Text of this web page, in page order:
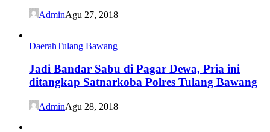
AdminAgu 27, 2018
DaerahTulang Bawang
Jadi Bandar Sabu di Pagar Dewa, Pria ini
ditangkap Satnarkoba Polres Tulang Bawang
AdminAgu 28, 2018